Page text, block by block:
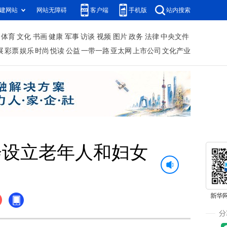
网站 网站无障碍 客户端 手机版 站内搜索
体育 文化 书画 健康 军事 访谈 视频 图片 政务 法律 中央文件
彩票娱乐 时尚 悦读 公益 一带一路 亚太网 上市公司 文化产业
立老年人和妇女